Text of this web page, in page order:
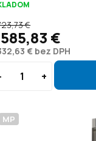
€ bez DPH
€
585,83 €
MP